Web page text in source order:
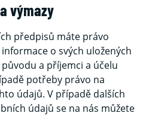
výmazy
předpisů máte právo
o svých uložených
a příjemci a účelu
potřeby právo na
údajů. V případě dalších
údajů se na nás můžete